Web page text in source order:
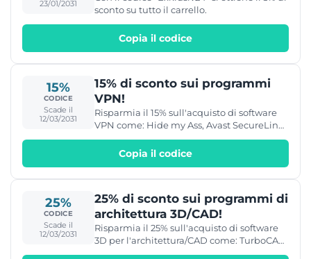
23/01/2031
sconto su tutto il carrello.
Copia il codice
15%
CODICE
Scade il
12/03/2031
15% di sconto sui programmi
VPN!
Risparmia il 15% sull'acquisto di software
VPN come: Hide my Ass, Avast SecureLine
VPN e altro ancora!!!
Copia il codice
25%
CODICE
Scade il
12/03/2031
25% di sconto sui programmi di
architettura 3D/CAD!
Risparmia il 25% sull'acquisto di software
3D per l'architettura/CAD come: TurboCAD,
ViaCAD e molti altri!